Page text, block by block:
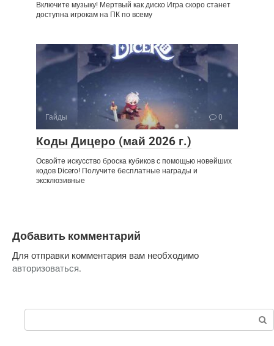
Включите музыку! Мертвый как диско Игра скоро станет
доступна игрокам на ПК по всему
Гайды 0
Коды Дицеро (май 2026 г.)
Освойте искусство броска кубиков с помощью новейших
кодов Dicero! Получите бесплатные награды и
эксклюзивные
Добавить комментарий
Для отправки комментария вам необходимо
авторизоваться.
Поиск: